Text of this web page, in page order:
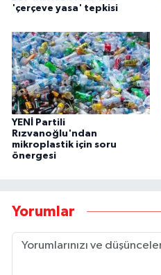
'çerçeve yasa' tepkisi
YENİ Partili
Rızvanoğlu'ndan
mikroplastik için soru
önergesi
Yorumlar